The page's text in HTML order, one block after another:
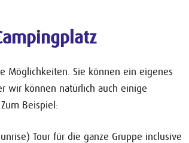
Möglichkeiten. Sie können ein eigenes
wir können natürlich auch einige
Beispiel:
Tour für die ganze Gruppe inclusive